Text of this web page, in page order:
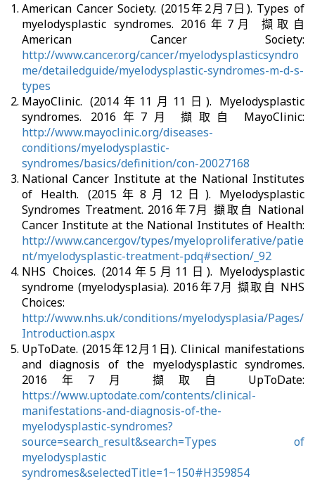
American Cancer Society. (2015年2月7日). Types of
myelodysplastic syndromes. 2016年7月 擷取自
American Cancer Society:
http://www.cancer.org/cancer/myelodysplasticsyndro
me/detailedguide/myelodysplastic-syndromes-m-d-s-
types
MayoClinic. (2014年11月11日). Myelodysplastic
syndromes. 2016年7月 擷取自 MayoClinic:
http://www.mayoclinic.org/diseases-
conditions/myelodysplastic-
syndromes/basics/definition/con-20027168
National Cancer Institute at the National Institutes
of Health. (2015年8月12日). Myelodysplastic
Syndromes Treatment. 2016年7月 擷取自 National
Cancer Institute at the National Institutes of Health:
http://www.cancer.gov/types/myeloproliferative/patie
nt/myelodysplastic-treatment-pdq#section/_92
NHS Choices. (2014年5月11日). Myelodysplastic
syndrome (myelodysplasia). 2016年7月 擷取自 NHS
Choices:
http://www.nhs.uk/conditions/myelodysplasia/Pages/
Introduction.aspx
UpToDate. (2015年12月1日). Clinical manifestations
and diagnosis of the myelodysplastic syndromes.
2016年7月 擷取自 UpToDate:
https://www.uptodate.com/contents/clinical-
manifestations-and-diagnosis-of-the-
myelodysplastic-syndromes?
source=search_result&search=Types of
myelodysplastic
syndromes&selectedTitle=1~150#H359854